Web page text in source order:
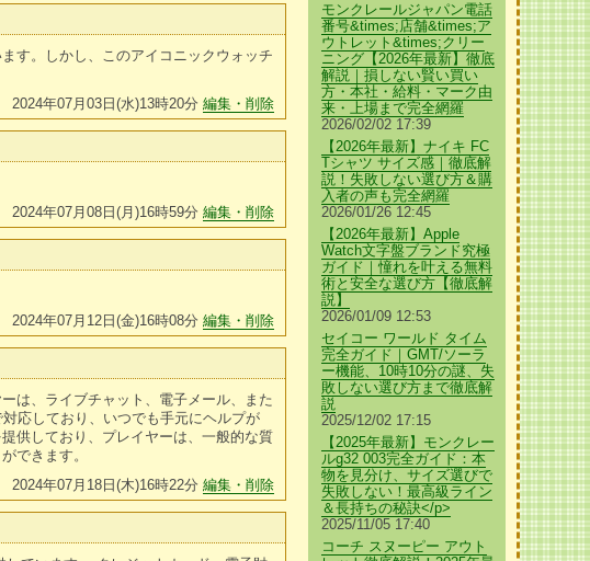
す。しかし、このアイコニックウォッチ
2024年07月03日(水)13時20分 編集・削除
2024年07月08日(月)16時59分 編集・削除
2024年07月12日(金)16時08分 編集・削除
は、ライブチャット、電子メール、また
応しており、いつでも手元にヘルプが
供しており、プレイヤーは、一般的な質
できます。
2024年07月18日(木)16時22分 編集・削除
モンクレールジャパン電話
番号&times;店舗&times;ア
ウトレット&times;クリー
ニング【2026年最新】徹底
解説｜損しない賢い買い
方・本社・給料・マーク由
来・上場まで完全網羅
2026/02/02 17:39
【2026年最新】ナイキ FC
Tシャツ サイズ感｜徹底解
説！失敗しない選び方＆購
入者の声も完全網羅
2026/01/26 12:45
【2026年最新】Apple
Watch文字盤ブランド究極
ガイド｜憧れを叶える無料
術と安全な選び方【徹底解
説】
2026/01/09 12:53
セイコー ワールド タイム
完全ガイド｜GMT/ソーラ
ー機能、10時10分の謎、失
敗しない選び方まで徹底解
説
2025/12/02 17:15
【2025年最新】モンクレー
ルg32 003完全ガイド：本
物を見分け、サイズ選びで
失敗しない！最高級ライン
＆長持ちの秘訣</p>
2025/11/05 17:40
コーチ スヌーピー アウト